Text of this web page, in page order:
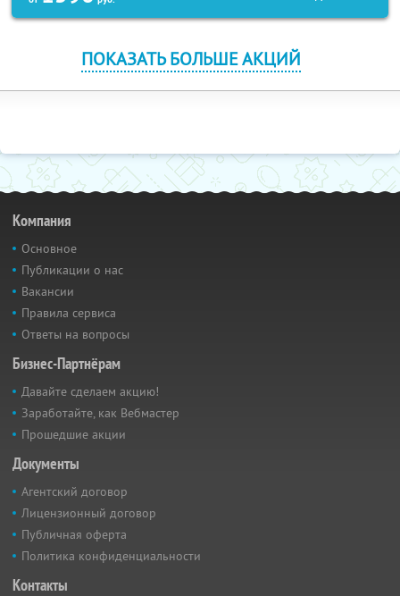
ПОКАЗАТЬ БОЛЬШЕ АКЦИЙ
Компания
Основное
Публикации о нас
Вакансии
Правила сервиса
Ответы на вопросы
Бизнес-Партнёрам
Давайте сделаем акцию!
Заработайте, как Вебмастер
Прошедшие акции
Документы
Агентский договор
Лицензионный договор
Публичная оферта
Политика конфиденциальности
Контакты